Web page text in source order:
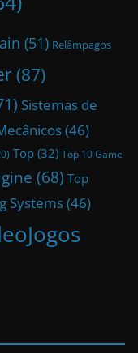
(51) Relâmpagos
(87)
Sistemas de
(46)
Top (32) Top 10 Game
(68) Top
Systems(46)